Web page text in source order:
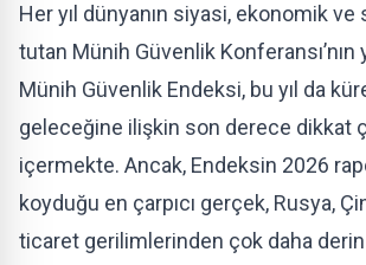
Her yıl dünyanın siyasi, ekonomik ve
tutan Münih Güvenlik Konferansı’nın
Münih Güvenlik Endeksi, bu yıl da
geleceğine ilişkin son derece dikkat
içermekte. Ancak, Endeksin 2026
koyduğu en çarpıcı gerçek, Rusya,
ticaret gerilimlerinden çok daha